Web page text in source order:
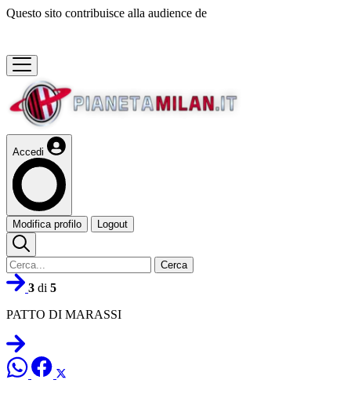
Questo sito contribuisce alla audience de
Accedi
Modifica profilo Logout
Cerca
3 di 5
PATTO DI MARASSI